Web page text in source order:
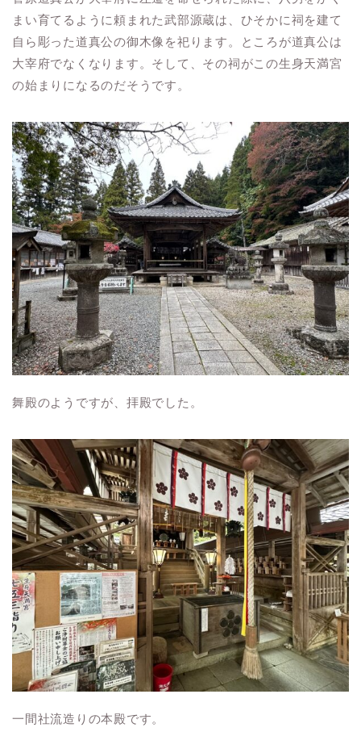
まい育てるように頼まれた武部源蔵は、ひそかに祠を建て
自ら彫った道真公の御木像を祀ります。ところが道真公は
大宰府でなくなります。そして、その祠がこの生身天満宮
の始まりになるのだそうです。
舞殿のようですが、拝殿でした。
一間社流造りの本殿です。